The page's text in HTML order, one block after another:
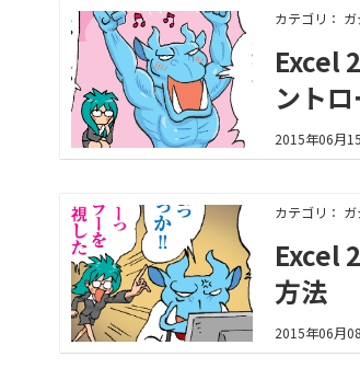
カテゴリ：
Excel
ント
2015年06月
カテゴリ：
Excel
方法
2015年06月